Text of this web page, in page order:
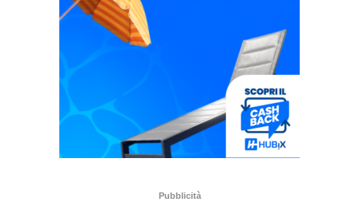
Pubblicità